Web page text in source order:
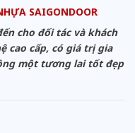
SAIGONDOOR
cho đối tác và khách
cao cấp, có giá trị gia
một tương lai tốt đẹp